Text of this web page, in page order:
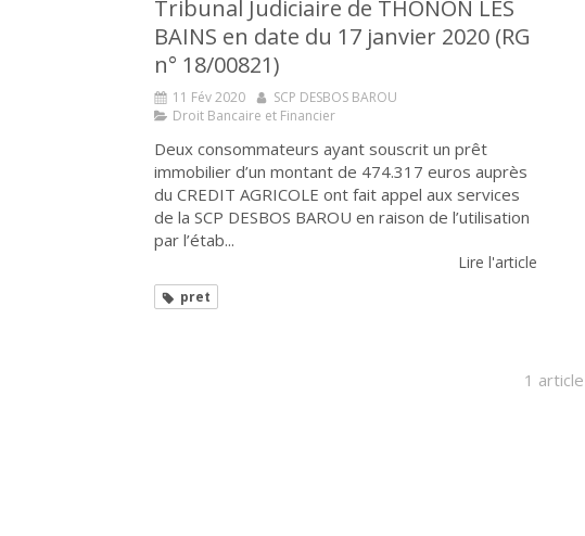
Tribunal Judiciaire de THONON LES
BAINS en date du 17 janvier 2020 (RG
n° 18/00821)
11 Fév 2020
SCP DESBOS BAROU
Droit Bancaire et Financier
Deux consommateurs ayant souscrit un prêt
immobilier d’un montant de 474.317 euros auprès
du CREDIT AGRICOLE ont fait appel aux services
de la SCP DESBOS BAROU en raison de l’utilisation
par l’étab...
Lire l'article
pret
1 article